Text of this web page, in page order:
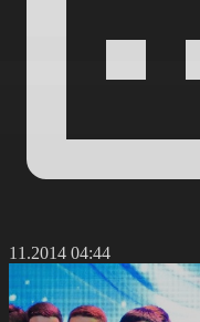
04:44